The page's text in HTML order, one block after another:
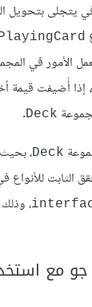
يتجلى بتحويل
الأمور في
إذا أُضيفت قيمة
Deck
.
Deck،
الثابت للأنواع
،
مع